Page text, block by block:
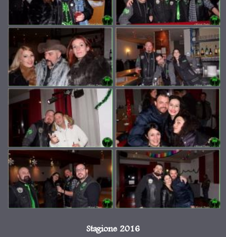
Stagione 2016